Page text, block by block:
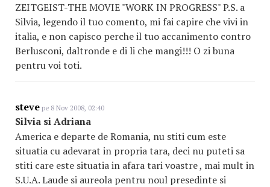
ZEITGEIST-THE MOVIE "WORK IN PROGRESS" P.S. a
Silvia, legendo il tuo comento, mi fai capire che vivi in
italia, e non capisco perche il tuo accanimento contro
Berlusconi, daltronde e di li che mangi!!! O zi buna
pentru voi toti.
steve pe 8 Nov 2008, 02:40
Silvia si Adriana
America e departe de Romania, nu stiti cum este
situatia cu adevarat in propria tara, deci nu puteti sa
stiti care este situatia in afara tari voastre , mai mult in
S.U.A. Laude si aureola pentru noul presedinte si